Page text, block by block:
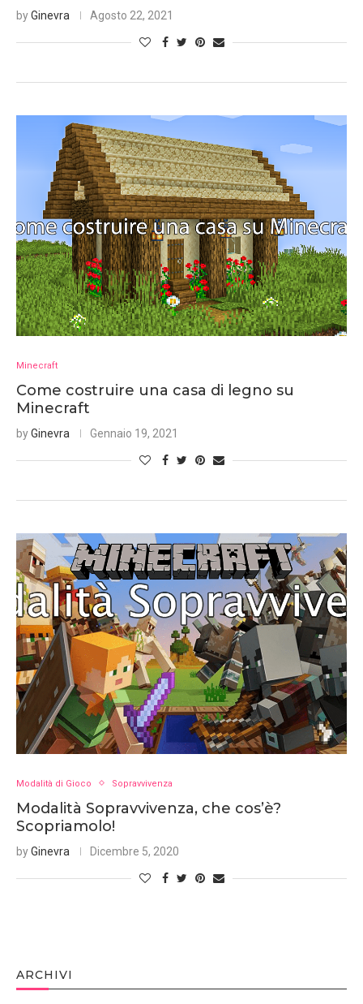
byGinevra Agosto 22, 2021
Minecraft
Come costruire una casa di legno su
Minecraft
byGinevra Gennaio 19, 2021
Modalità di Gioco Sopravvivenza
Modalità Sopravvivenza, che cos’è?
Scopriamolo!
byGinevra Dicembre 5, 2020
ARCHIVI